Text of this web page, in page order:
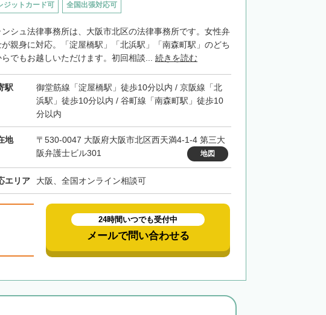
ジットカード可 全国出張対応可
ンシュ法律事務所は、大阪市北区の法律事務所です。女性弁
が親身に対応。「淀屋橋駅」「北浜駅」「南森町駅」のどち
らでもお越しいただけます。初回相談... 続きを読む
駅
御堂筋線「淀屋橋駅」徒歩10分以内 / 京阪線「北
浜駅」徒歩10分以内 / 谷町線「南森町駅」徒歩10
分以内
地
〒530-0047 大阪府大阪市北区西天満4-1-4 第三大
阪弁護士ビル301
地図
エリア 大阪、全国オンライン相談可
24時間いつでも受付中
メールで問い合わせる